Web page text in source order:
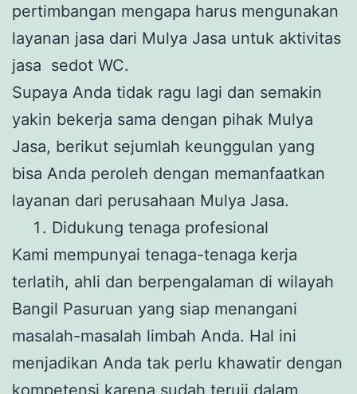
pertimbangan mengapa harus mengunakan
layanan jasa dari Mulya Jasa untuk aktivitas
jasa sedot WC.
Supaya Anda tidak ragu lagi dan semakin
yakin bekerja sama dengan pihak Mulya
Jasa, berikut sejumlah keunggulan yang
bisa Anda peroleh dengan memanfaatkan
layanan dari perusahaan Mulya Jasa.
Didukung tenaga profesional
Kami mempunyai tenaga-tenaga kerja
terlatih, ahli dan berpengalaman di wilayah
Bangil Pasuruan yang siap menangani
masalah-masalah limbah Anda. Hal ini
menjadikan Anda tak perlu khawatir dengan
kompetensi karena sudah teruji dalam